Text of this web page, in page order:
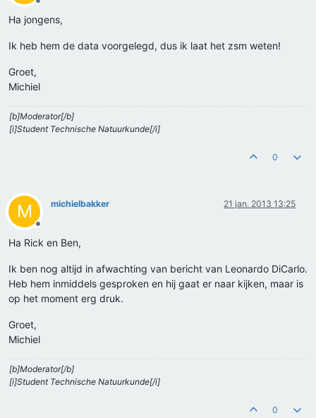
Offline
Ha jongens,
Ik heb hem de data voorgelegd, dus ik laat het zsm weten!
Groet,
Michiel
[b]Moderator[/b]
[i]Student Technische Natuurkunde[/i]
0
M
Offline
michielbakker 21 jan. 2013 13:25
Ha Rick en Ben,
Ik ben nog altijd in afwachting van bericht van Leonardo DiCarlo.
Heb hem inmiddels gesproken en hij gaat er naar kijken, maar is
op het moment erg druk.
Groet,
Michiel
[b]Moderator[/b]
[i]Student Technische Natuurkunde[/i]
0